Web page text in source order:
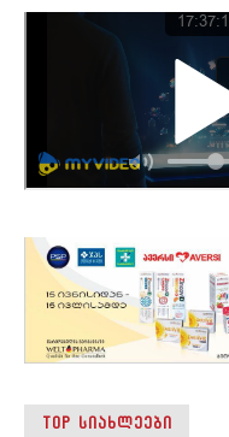
TOP ᲡᲘᲐᲮᲚᲔᲔᲑᲘ